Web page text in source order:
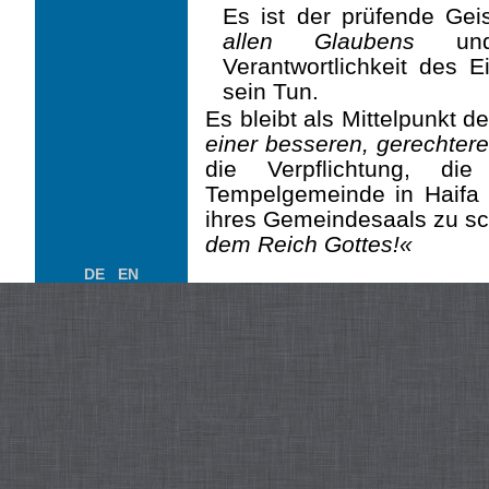
Es ist der prüfende
allen Glaubens
Verantwortlichkeit des
sein Tun.
Es bleibt als Mittelpunkt
einer besseren,
die Verpflichtung,
Tempelgemeinde in
ihres Gemeindesaals zu
dem Reich Gottes!«
DE EN